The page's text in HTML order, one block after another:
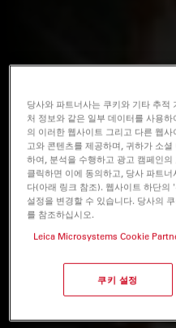
당사와 파트너사는 쿠키와 기타 추적
처 정보와 같은 일부 데이터를 사용
의 이러한 웹사이트 그리고 다른 웹
고와 콘텐츠를 제공하며, 귀하가 소
하여, 분석을 수행하고 광고 캠페인
클릭하면 이에 동의하고, 당사 파트
다(아래 링크 참조). 웹사이트 하단의
설정을 변경할 수 있습니다. 당사의
를 참조하십시오.
Leica Microsystems Cookie
쿠키 설정